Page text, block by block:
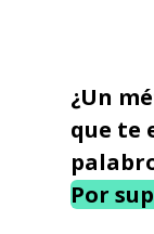
¿Un
que te
Por